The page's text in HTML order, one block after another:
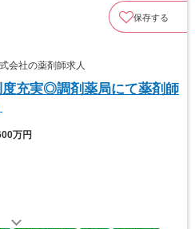
保存する
会社の薬剤師求人
度充実◎調剤薬局にて薬剤師
万円